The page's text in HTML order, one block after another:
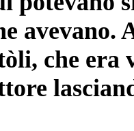
avevano.
che era